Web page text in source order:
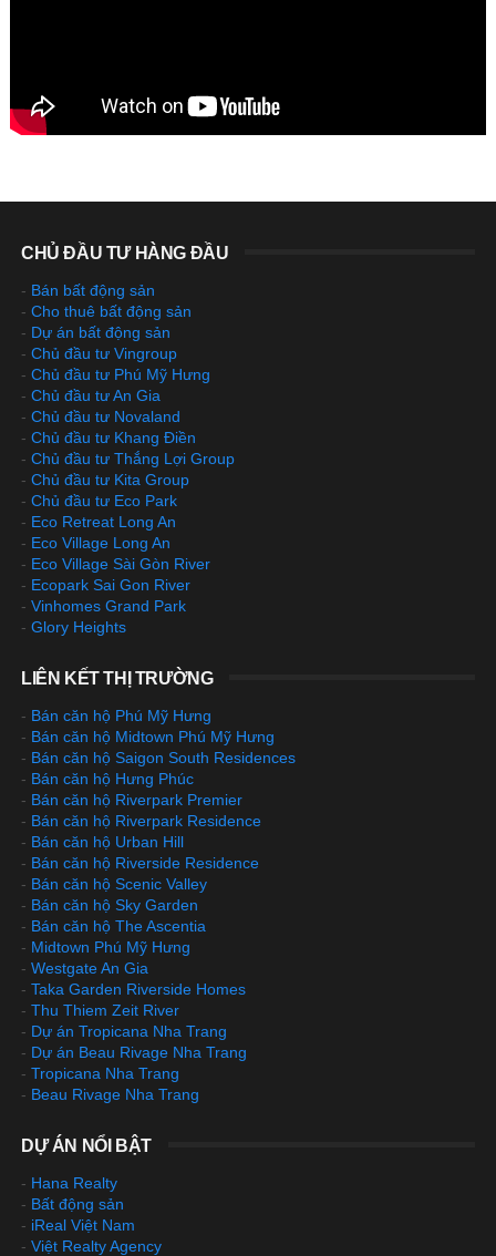
CHỦ ĐẦU TƯ HÀNG ĐẦU
- Bán bất động sản
- Cho thuê bất động sản
- Dự án bất động sản
- Chủ đầu tư Vingroup
- Chủ đầu tư Phú Mỹ Hưng
- Chủ đầu tư An Gia
- Chủ đầu tư Novaland
- Chủ đầu tư Khang Điền
- Chủ đầu tư Thắng Lợi Group
- Chủ đầu tư Kita Group
- Chủ đầu tư Eco Park
- Eco Retreat Long An
- Eco Village Long An
- Eco Village Sài Gòn River
- Ecopark Sai Gon River
- Vinhomes Grand Park
- Glory Heights
LIÊN KẾT THỊ TRƯỜNG
- Bán căn hộ Phú Mỹ Hưng
- Bán căn hộ Midtown Phú Mỹ Hưng
- Bán căn hộ Saigon South Residences
- Bán căn hộ Hưng Phúc
- Bán căn hộ Riverpark Premier
- Bán căn hộ Riverpark Residence
- Bán căn hộ Urban Hill
- Bán căn hộ Riverside Residence
- Bán căn hộ Scenic Valley
- Bán căn hộ Sky Garden
- Bán căn hộ The Ascentia
- Midtown Phú Mỹ Hưng
- Westgate An Gia
- Taka Garden Riverside Homes
- Thu Thiem Zeit River
- Dự án Tropicana Nha Trang
- Dự án Beau Rivage Nha Trang
- Tropicana Nha Trang
- Beau Rivage Nha Trang
DỰ ÁN NỔI BẬT
- Hana Realty
- Bất động sản
- iReal Việt Nam
- Việt Realty Agency